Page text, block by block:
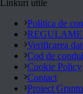
Linkuri utile
Politica de
Verificarea
Cod de
Cookie Policy
Contact
Proiect